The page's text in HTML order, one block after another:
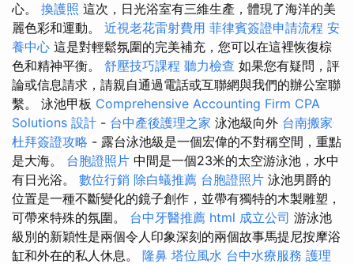
心。 換護照 這次，日光浴室有三維生產，體現了海洋的美
麗色彩和運動。 近視老花雷射費用 菲律賓簽證申請流程 安
養中心 這是對輕鬆氛圍的完美補充，您可以在這裡恢復棕
色和精神平衡。 舒壓技巧課程 聽力檢查 如果您有疑問，評
論或信息請求，請親自通過電話或互聯網與我們的辦公室聯
繫。 泳池甲板 Comprehensive Accounting Firm CPA
Solutions 設計 - 台中產後護理之家 泳池級向外 台南搬家
杜拜簽證攻略 - 露台泳池級是一個宏偉的不對稱空間，重點
是大海。 台胞證照片 中間是一個23米的太空游泳池，水中
有日光浴。 數位行銷 除白蟻推薦 台胞證照片 泳池男爵的
位置是一種不斷變化的鏡子創作，並帶有獨特的木製雕塑，
可帶來特殊的氛圍。 台中牙醫推薦 html 成立公司 游泳池
級別的新穎性是兩個令人印象深刻的兩個故事馬提尼按摩浴
缸和外在的私人休息。 隆鼻 塔位風水 台中水療服務 護理